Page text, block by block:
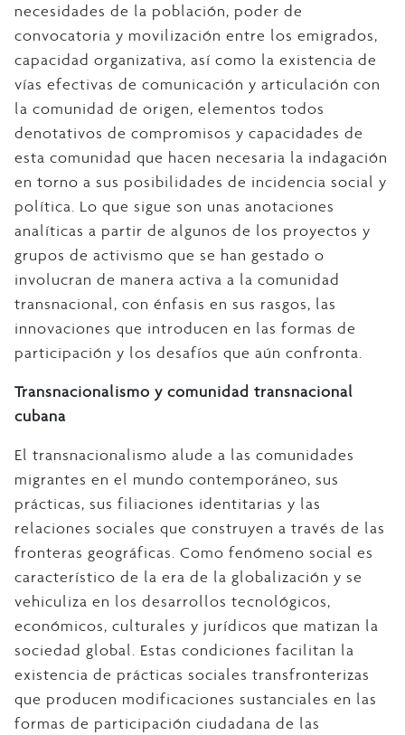
necesidades de la población, poder de
convocatoria y movilización entre los emigrados,
capacidad organizativa, así como la existencia de
vías efectivas de comunicación y articulación con
la comunidad de origen, elementos todos
denotativos de compromisos y capacidades de
esta comunidad que hacen necesaria la indagación
en torno a sus posibilidades de incidencia social y
política. Lo que sigue son unas anotaciones
analíticas a partir de algunos de los proyectos y
grupos de activismo que se han gestado o
involucran de manera activa a la comunidad
transnacional, con énfasis en sus rasgos, las
innovaciones que introducen en las formas de
participación y los desafíos que aún confronta.
Transnacionalismo y comunidad transnacional
cubana
El transnacionalismo alude a las comunidades
migrantes en el mundo contemporáneo, sus
prácticas, sus filiaciones identitarias y las
relaciones sociales que construyen a través de las
fronteras geográficas. Como fenómeno social es
característico de la era de la globalización y se
vehiculiza en los desarrollos tecnológicos,
económicos, culturales y jurídicos que matizan la
sociedad global. Estas condiciones facilitan la
existencia de prácticas sociales transfronterizas
que producen modificaciones sustanciales en las
formas de participación ciudadana de las